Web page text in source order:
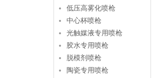
低压高雾化喷枪
中心杯喷枪
光触媒液专用喷枪
胶水专用喷枪
脱模剂喷枪
陶瓷专用喷枪